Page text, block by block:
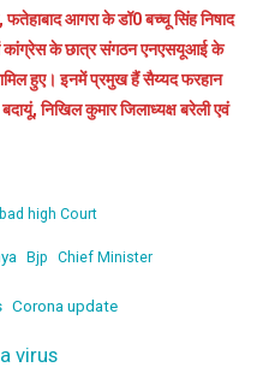
आगरा के डॉ0 बच्चू सिंह निषाद
कांग्रेस के छात्र संगठन एनएसयूआई के
शामिल हुए। इनमें प्रमुख हैं सैय्यद फरहान
निखिल कुमार जिलाध्यक्ष बरेली एवं
high Court
Bjp Chief Minister
Corona update
virus